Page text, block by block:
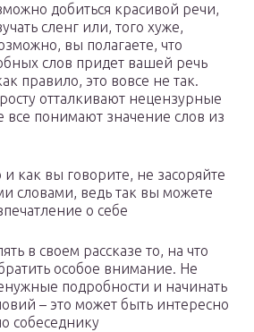
добиться красивой речи,
сленг или, того хуже,
вы полагаете, что
слов придет вашей речь
правило, это вовсе не так.
отталкивают нецензурные
понимают значение слов из
и как вы говорите, не засоряйте
словами, ведь так вы можете
о себе
в своем рассказе то, на что
особое внимание. Не
подробности и начинать
– это может быть интересно
собеседнику